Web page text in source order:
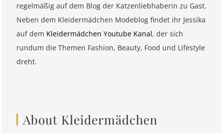
regelmäßig auf dem Blog der Katzenliebhaberin zu Gast.
Neben dem Kleidermädchen Modeblog findet ihr Jessika
auf dem Kleidermädchen Youtube Kanal, der sich
rundum die Themen Fashion, Beauty, Food und Lifestyle
dreht.
About Kleidermädchen